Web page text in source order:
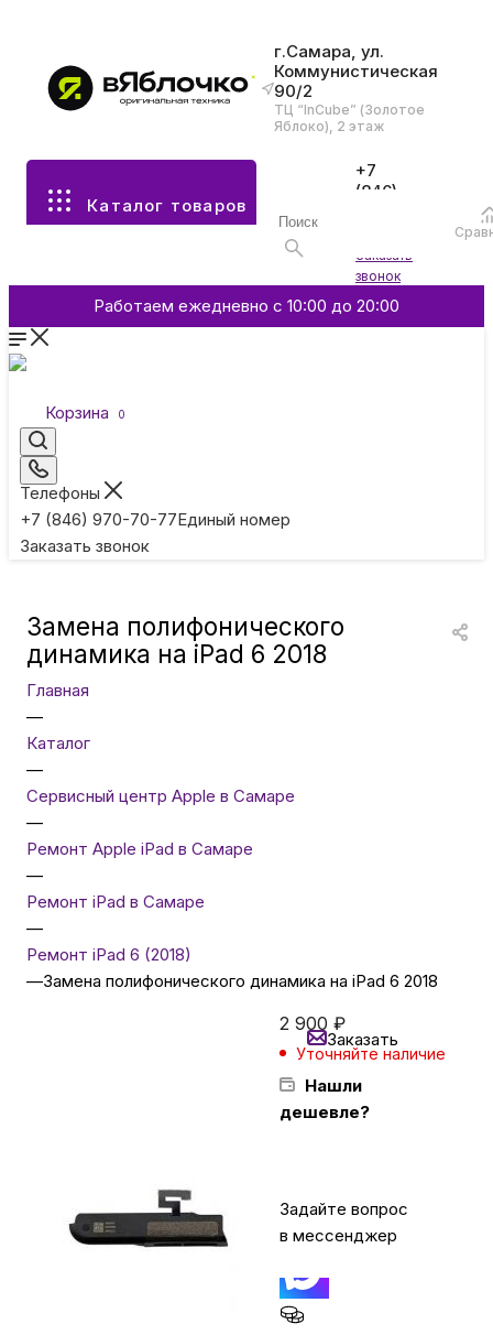
г.Самара, ул.
Коммунистическая
90/2
ТЦ “InCube” (Золотое
Яблоко), 2 этаж
Каталог товаров
+7
(846)
Заказать
звонок
Работаем ежедневно с 10:00 до 20:00
Корзина 0
Телефоны
+7 (846) 970-70-77Единый номер
Заказать звонок
Все разделы каталога
Аксессуары
Смартфоны и гаджеты
Умные кольца
Товары для детей
ТВ и проекторы
Бытовая техника
Красота и здоровье
LEGO
Замена полифонического
динамика на iPad 6 2018
Главная
—
Каталог
—
Сервисный центр Apple в Самаре
—
Ремонт Apple iPad в Самаре
—
Ремонт iPad в Самаре
—
Ремонт iPad 6 (2018)
—Замена полифонического динамика на iPad 6 2018
2 900 ₽
Уточняйте наличие
Нашли
дешевле?
Заказать
Задайте вопрос
в мессенджер